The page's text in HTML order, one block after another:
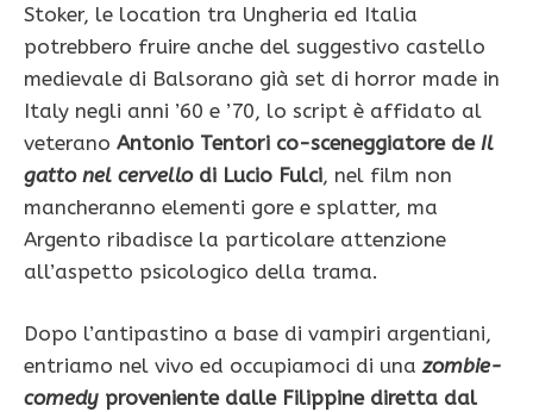
Stoker, le location tra Ungheria ed Italia
potrebbero fruire anche del suggestivo castello
medievale di Balsorano già set di horror made in
Italy negli anni ’60 e ’70, lo script è affidato al
veterano Antonio Tentori co-sceneggiatore de Il
gatto nel cervellodi Lucio Fulci, nel film non
mancheranno elementi gore e splatter, ma
Argento ribadisce la particolare attenzione
all’aspetto psicologico della trama.
Dopo l’antipastino a base di vampiri argentiani,
entriamo nel vivo ed occupiamoci di una zombie-
comedy proveniente dalle Filippine diretta dal